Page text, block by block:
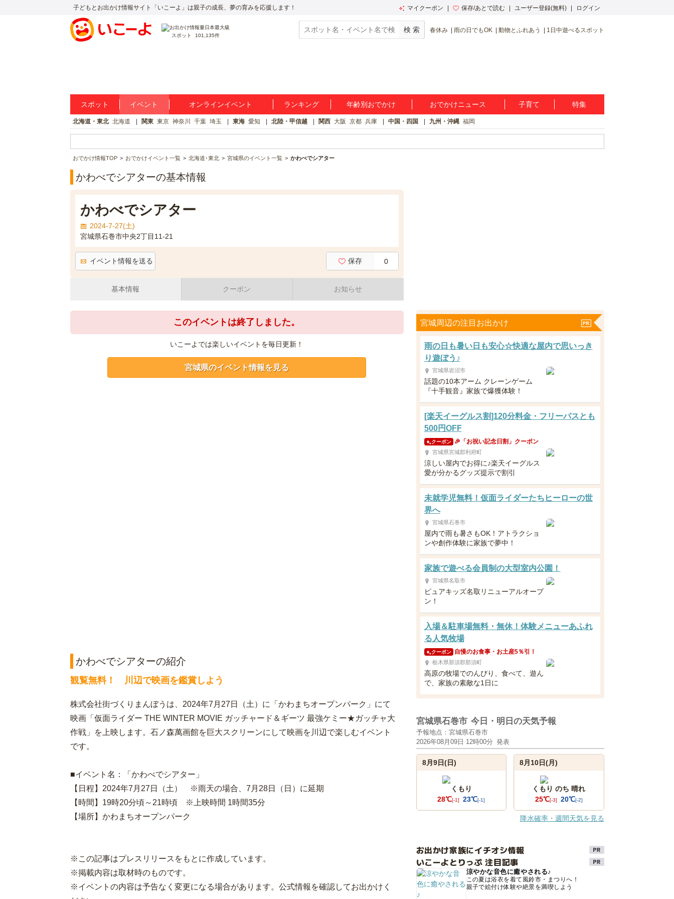
子どもとお出かけ情報サイト「いこーよ」は親子の成長、夢の育みを応援します！ マイクーポン 保存/あとで読む ユーザー登録(無料) ログイン
スポット 101,135件
春休み 雨の日でもOK 動物とふれあう 1日中遊べるスポット
スポット イベント オンラインイベント ランキング 年齢別おでかけ おでかけニュース 子育て 特集
北海道・東北 北海道 関東 東京 神奈川 千葉 埼玉 東海 愛知 北陸・甲信越 関西 大阪 京都 兵庫 中国・四国 九州・沖縄 福岡
おでかけ情報TOP おでかけイベント一覧 北海道･東北 宮城県のイベント一覧 かわべでシアター
かわべでシアターの基本情報
かわべでシアター
2024-7-27(土)
宮城県石巻市中央2丁目11-21
イベント情報を送る 保存 0
基本情報 クーポン お知らせ
このイベントは終了しました。
いこーよでは楽しいイベントを毎日更新！
宮城県のイベント情報を見る
かわべでシアターの紹介
観覧無料！ 川辺で映画を鑑賞しよう
株式会社街づくりまんぼうは、2024年7月27日（土）に「かわまちオープンパーク」にて
映画「仮面ライダー THE WINTER MOVIE ガッチャード＆ギーツ 最強ケミー★ガッチャ大
作戦」を上映します。石ノ森萬画館を巨大スクリーンにして映画を川辺で楽しむイベント
です。
■イベント名：「かわべでシアター」
【日程】2024年7月27日（土） ※雨天の場合、7月28日（日）に延期
【時間】19時20分頃～21時頃 ※上映時間 1時間35分
【場所】かわまちオープンパーク
※この記事はプレスリリースをもとに作成しています。
※掲載内容は取材時のものです。
※イベントの内容は予告なく変更になる場合があります。公式情報を確認してお出かけく
宮城周辺の注目お出かけ
雨の日も暑い日も安心☆快適な屋内で思いっき
り遊ぼう♪
宮城県岩沼市
話題の10本アーム クレーンゲーム
『十手観音』家族で爆獲体験！
[楽天イーグルス割]120分料金・フリーパスとも
500円OFF
クーポン 🎉「お祝い記念日割」クーポン
宮城県宮城郡利府町
涼しい屋内でお得に♪楽天イーグルス
愛が分かるグッズ提示で割引
未就学児無料！仮面ライダーたちヒーローの世
界へ
宮城県石巻市
屋内で雨も暑さもOK！アトラクショ
ンや創作体験に家族で夢中！
家族で遊べる会員制の大型室内公園！
宮城県名取市
ピュアキッズ名取リニューアルオープ
ン！
入場＆駐車場無料・無休！体験メニューあふれ
る人気牧場
クーポン 自慢のお食事・お土産5％引！
栃木県那須郡那須町
高原の牧場でのんびり、食べて、遊ん
で、家族の素敵な1日に
宮城県石巻市 今日・明日の天気予報
予報地点：宮城県石巻市
2026年08月09日 12時00分 発表
8月9日(日)
くもり
28℃[-1] 23℃[-1]
8月10日(月)
くもり のち 晴れ
25℃[-3] 20℃[-2]
降水確率・週間天気を見る
お出かけ家族にイチオシ情報
いこーよとりっぷ 注目記事
涼やかな音色に癒やされる♪
この夏は浴衣を着て風鈴市・まつりへ！
親子で絵付け体験や絶景を満喫しよう